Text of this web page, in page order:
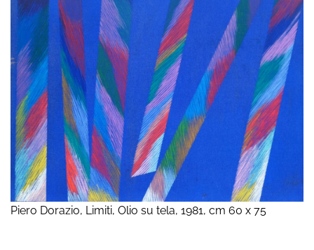
Piero Dorazio, Limiti, Olio su tela, 1981, cm 60 x 75